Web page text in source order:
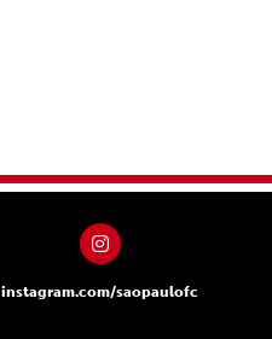
instagram.com/saopaulofc